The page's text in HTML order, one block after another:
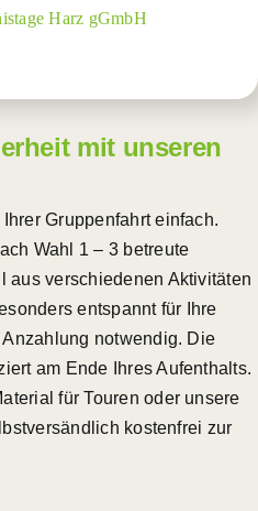
Harz gGmbH
mit unseren
Gruppenfahrt einfach.
Wahl 1 – 3 betreute
aus verschiedenen Aktivitäten
entspannt für Ihre
notwendig. Die
am Ende Ihres Aufenthalts.
für Touren oder unsere
kostenfrei zur